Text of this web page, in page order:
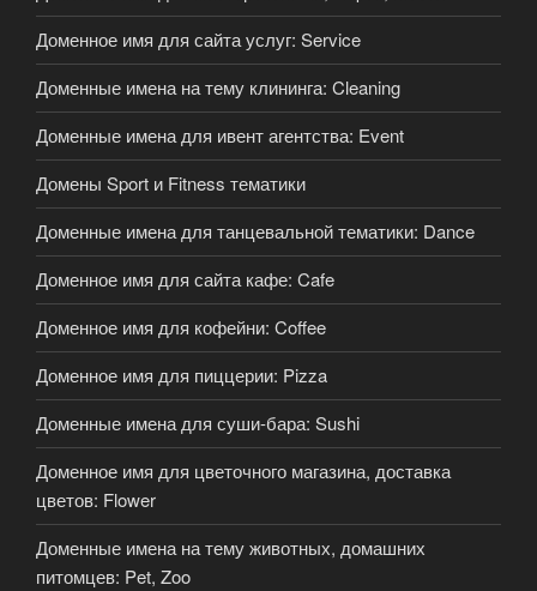
Доменное имя для сайта услуг: Service
Доменные имена на тему клининга: Cleaning
Доменные имена для ивент агентства: Event
Домены Sport и Fitness тематики
Доменные имена для танцевальной тематики: Dance
Доменное имя для сайта кафе: Cafe
Доменное имя для кофейни: Coffee
Доменное имя для пиццерии: Pizza
Доменные имена для суши-бара: Sushi
Доменное имя для цветочного магазина, доставка
цветов: Flower
Доменные имена на тему животных, домашних
питомцев: Pet, Zoo